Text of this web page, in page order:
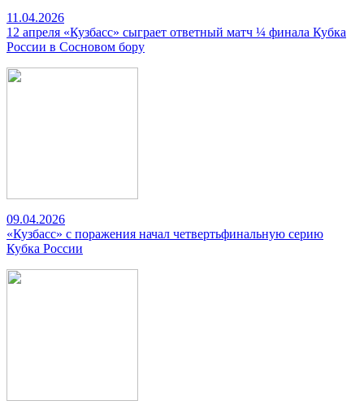
11.04.2026
12 апреля «Кузбасс» сыграет ответный матч ¼ финала Кубка
России в Сосновом бору
09.04.2026
«Кузбасс» с поражения начал четвертьфинальную серию
Кубка России